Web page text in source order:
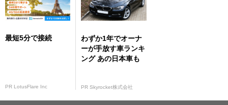
最短5分で接続
PR LotusFlare Inc
わずか1年でオーナ
ーが手放す車ランキ
ング あの日本車も
PR Skyrocket株式会社